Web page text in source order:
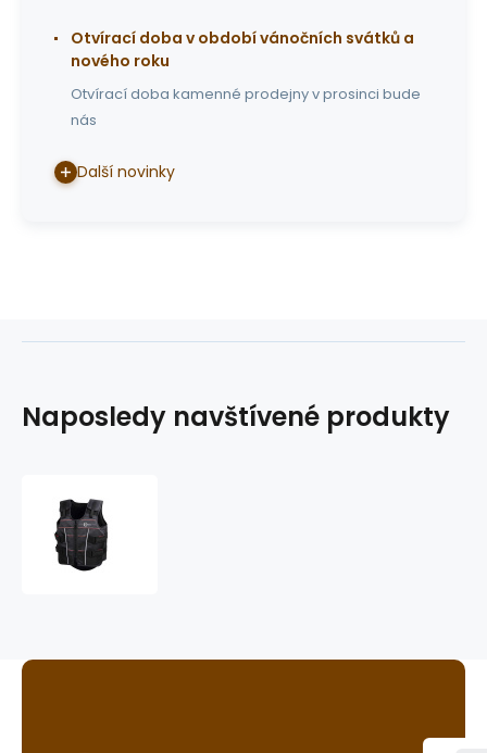
Otvírací doba v období vánočních svátků a
nového roku
Otvírací doba kamenné prodejny v prosinci bude
nás
Další novinky
Naposledy navštívené produkty